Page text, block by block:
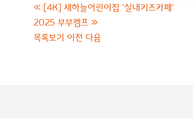
« [4K] 새하늘어린이집 '실내키즈카페'
2025 부부캠프 »
목록보기 이전 다음